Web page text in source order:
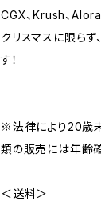
CGX、Krush、
クリスマスに限ら
す！
※法律により20歳
類の販売には年齢
＜送料＞